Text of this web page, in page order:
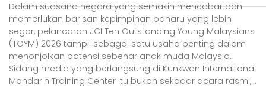
Dalam suasana negara yang semakin mencabar dan
memerlukan barisan kepimpinan baharu yang lebih
segar, pelancaran JCI Ten Outstanding Young Malaysians
(TOYM) 2026 tampil sebagai satu usaha penting dalam
menonjolkan potensi sebenar anak muda Malaysia.
Sidang media yang berlangsung di Kunkwan International
Mandarin Training Center itu bukan sekadar acara rasmi,...